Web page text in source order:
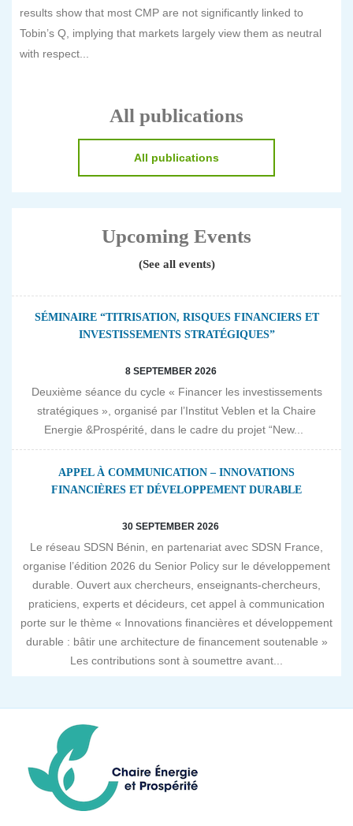
results show that most CMP are not significantly linked to
Tobin’s Q, implying that markets largely view them as neutral
with respect...
All publications
All publications
Upcoming Events
(See all events)
SÉMINAIRE “TITRISATION, RISQUES FINANCIERS ET
INVESTISSEMENTS STRATÉGIQUES”
8 SEPTEMBER 2026
Deuxième séance du cycle « Financer les investissements
stratégiques », organisé par l’Institut Veblen et la Chaire
Energie &Prospérité, dans le cadre du projet “New...
APPEL À COMMUNICATION – INNOVATIONS
FINANCIÈRES ET DÉVELOPPEMENT DURABLE
30 SEPTEMBER 2026
Le réseau SDSN Bénin, en partenariat avec SDSN France,
organise l’édition 2026 du Senior Policy sur le développement
durable. Ouvert aux chercheurs, enseignants-chercheurs,
praticiens, experts et décideurs, cet appel à communication
porte sur le thème « Innovations financières et développement
durable : bâtir une architecture de financement soutenable »
Les contributions sont à soumettre avant...